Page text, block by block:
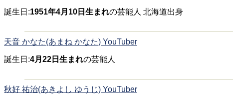
誕生日:1951年4月10日生まれの芸能人 北海道出身
天音 かなた(あまね かなた) YouTuber
誕生日:4月22日生まれの芸能人
秋好 祐治(あきよし ゆうじ) YouTuber